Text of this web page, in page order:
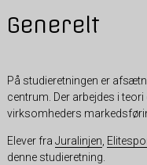
Generelt
På studieretningen er
centrum. Der arbejdes i
virksomheders
Elever fra Juralinjen
denne studieretning.